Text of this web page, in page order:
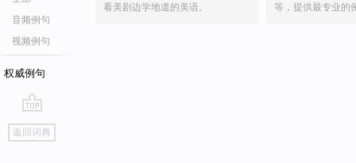
音频例句
视频例句
权威例句
go
top
返回词典
看美剧边学地道的美语。
等，提供最专业的